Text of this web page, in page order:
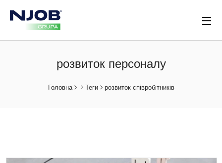
розвиток персоналу
Головна Теги розвиток співробітників